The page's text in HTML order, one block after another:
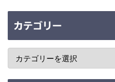
カテゴリー